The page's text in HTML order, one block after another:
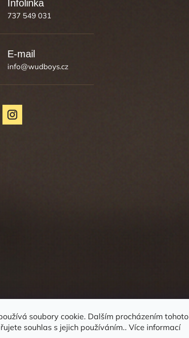
soubory cookie. Dalším procházením tohoto
souhlas s jejich používáním.. Více informací
info@wudboys.cz
737 549 031